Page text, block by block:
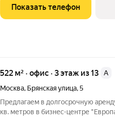
Показать телефон
522 м² · офис · 3 этаж из 13
A
Москва, Брянская улица,5
Предлагаем в долгосрочную
кв. метров в бизнес-центре